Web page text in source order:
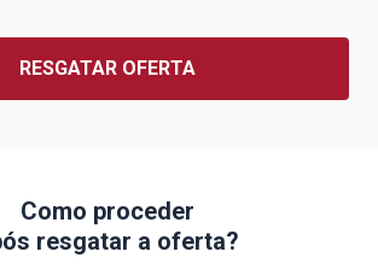
RESGATAR OFERTA
Como proceder
resgatar a oferta?